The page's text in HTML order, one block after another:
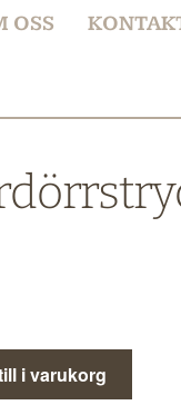
OSS
i varukorg